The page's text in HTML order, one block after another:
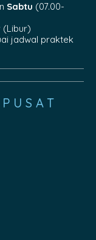
Sabtu (07.00-
(Libur)
jadwal praktek